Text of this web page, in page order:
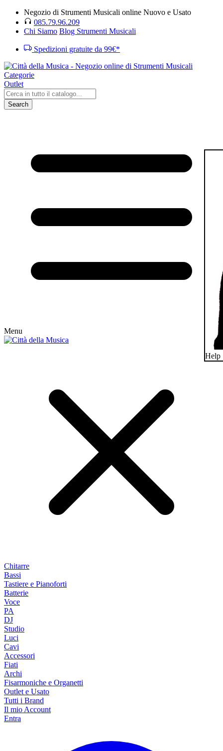
Negozio di Strumenti Musicali online Nuovo e Usato
085.79.96.209
Chi Siamo Blog Strumenti Musicali
Spedizioni gratuite da 99€*
Categorie
Outlet
Search
Menu
Chitarre
Bassi
Tastiere e Pianoforti
Batterie
Voce
PA
DJ
Studio
Luci
Cavi
Accessori
Fiati
Archi
Fisarmoniche e Organetti
Outlet e Usato
Tutti i Brand
Il mio Account
Entra
Help